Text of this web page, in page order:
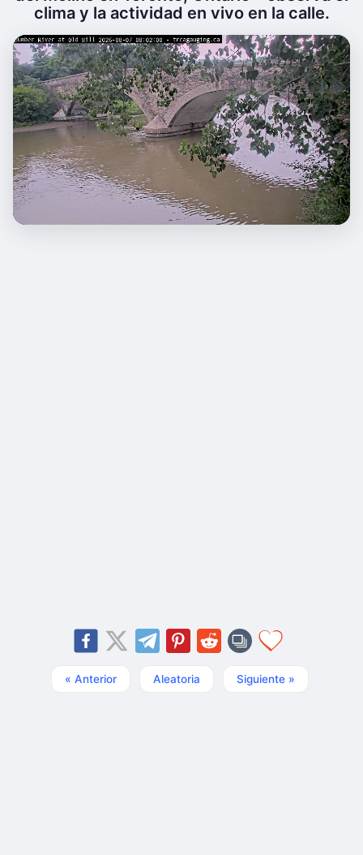
clima y la actividad en vivo en la calle.
« Anterior Aleatoria Siguiente »